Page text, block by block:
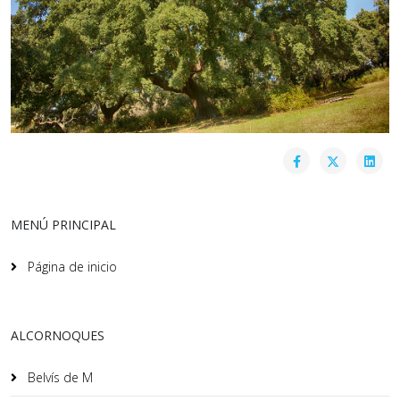
MENÚ PRINCIPAL
Página de inicio
ALCORNOQUES
Belvís de M